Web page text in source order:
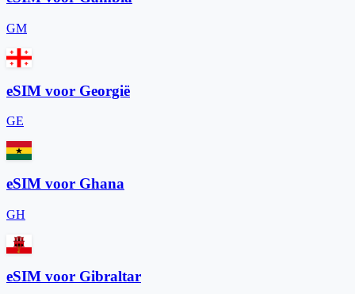
GM
eSIM voor Georgië
GE
eSIM voor Ghana
GH
eSIM voor Gibraltar